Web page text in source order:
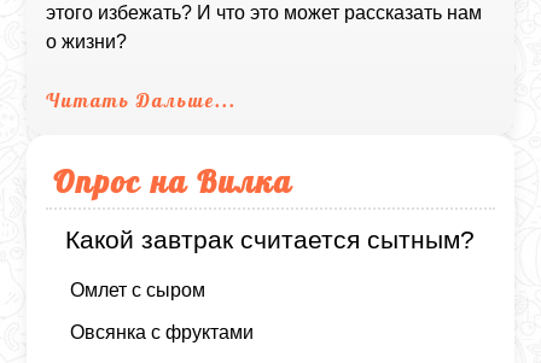
этого избежать? И что это может рассказать нам
о жизни?
Читать Дальше...
Опрос на Вилка
Какой завтрак считается сытным?
Омлет с сыром
Овсянка с фруктами